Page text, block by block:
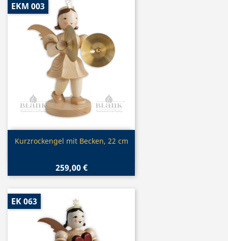
Vorschau
Kurzrockengel mit Becken, 22 cm
259,00 €
EKM 003
EK 063